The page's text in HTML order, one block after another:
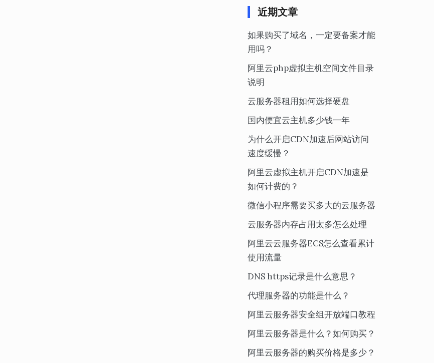
近期文章
如果购买了域名，一定要备案才能
用吗？
阿里云php虚拟主机空间文件目录
说明
云服务器租用如何选择硬盘
国内便宜云主机多少钱一年
为什么开启CDN加速后网站访问
速度缓慢？
阿里云虚拟主机开启CDN加速是
如何计费的？
微信小程序需要买多大的云服务器
云服务器内存占用太多怎么处理
阿里云云服务器ECS怎么查看累计
使用流量
DNS https记录是什么意思？
代理服务器的功能是什么？
阿里云服务器安全组开放端口教程
阿里云服务器是什么？如何购买？
阿里云服务器的购买价格是多少？